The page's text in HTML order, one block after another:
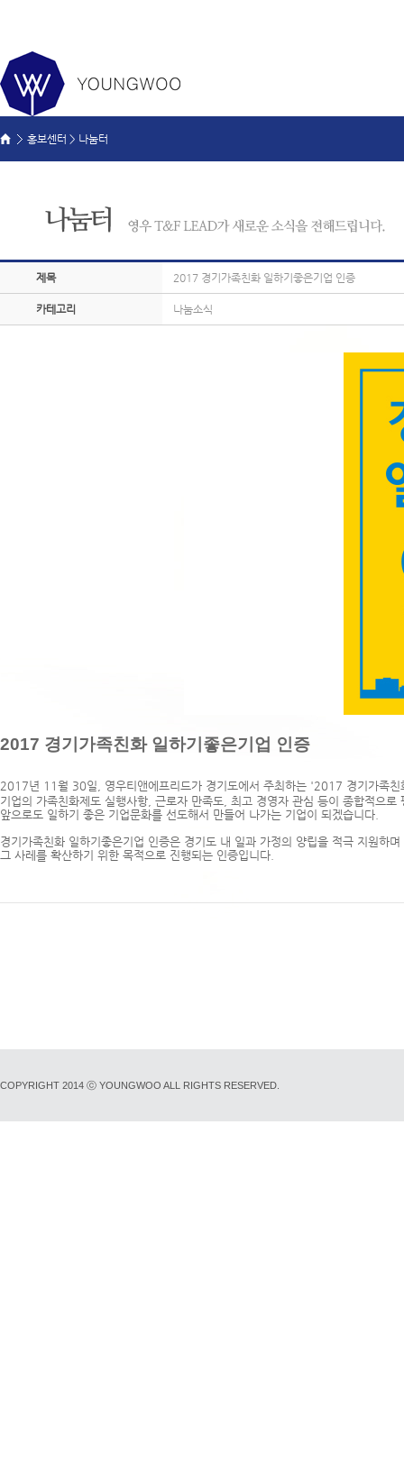
홍보센터 > 나눔터
제목 2017 경기가족친화 일하기좋은기업 인증
카테고리 나눔소식
2017 경기가족친화 일하기좋은기업 인증
2017년 11월 30일, 영우티앤에프리드가 경기도에서 주최하는 '2017 경기가족친
기업의 가족친화제도 실행사항, 근로자 만족도, 최고 경영자 관심 등이 종합적으로
앞으로도 일하기 좋은 기업문화를 선도해서 만들어 나가는 기업이 되겠습니다.
경기가족친화 일하기좋은기업 인증은 경기도 내 일과 가정의 양립을 적극 지원하
그 사레를 확산하기 위한 목적으로 진행되는 인증입니다.
COPYRIGHT 2014 ⓒ YOUNGWOO ALL RIGHTS RESERVED.